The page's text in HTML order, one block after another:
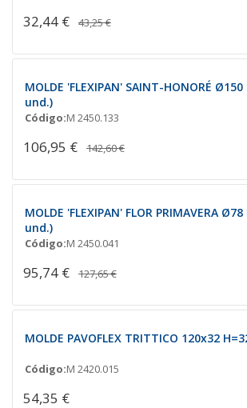
32,44 € 43,25 €
MOLDE 'FLEXIPAN' SAINT-HONORÉ
und.)
Código:M 2450.133
106,95 € 142,60 €
MOLDE 'FLEXIPAN' FLOR PRIMAVERA
und.)
Código:M 2450.041
95,74 € 127,65 €
MOLDE PAVOFLEX TRITTICO 120x32
Código:M 2420.015
54,35 €